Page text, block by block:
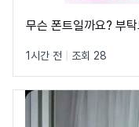
무슨 폰트일까요? 부
1시간 전 조회 28